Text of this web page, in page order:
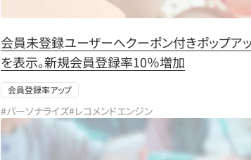
会員未登録ユーザーへクーポン付きポップア
を表示。新規会員登録率10％増加
会員登録率アップ
#パーソナライズ#レコメンドエンジン